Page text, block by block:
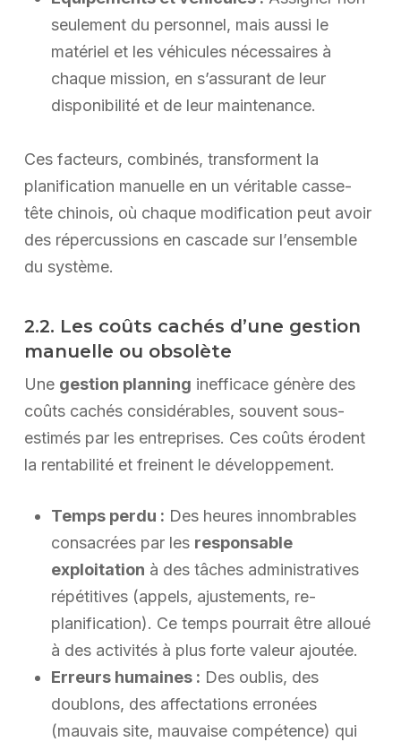
seulement du personnel, mais aussi le
matériel et les véhicules nécessaires à
chaque mission, en s’assurant de leur
disponibilité et de leur maintenance.
Ces facteurs, combinés, transforment la
planification manuelle en un véritable casse-
tête chinois, où chaque modification peut avoir
des répercussions en cascade sur l’ensemble
du système.
2.2. Les coûts cachés d’une gestion
manuelle ou obsolète
Une gestion planning inefficace génère des
coûts cachés considérables, souvent sous-
estimés par les entreprises. Ces coûts érodent
la rentabilité et freinent le développement.
Temps perdu : Des heures innombrables
consacrées par les responsable
exploitation à des tâches administratives
répétitives (appels, ajustements, re-
planification). Ce temps pourrait être alloué
à des activités à plus forte valeur ajoutée.
Erreurs humaines : Des oublis, des
doublons, des affectations erronées
(mauvais site, mauvaise compétence) qui